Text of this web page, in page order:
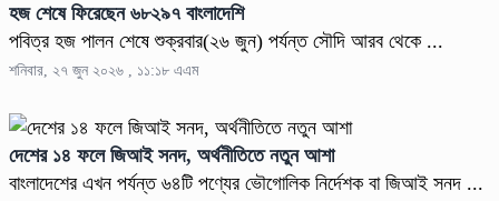
হজ শেষে ফিরেছেন ৬৮২৯৭ বাংলাদেশি
পবিত্র হজ পালন শেষে শুক্রবার(২৬ জুন) পর্যন্ত সৌদি আরব থেকে ...
শনিবার, ২৭ জুন ২০২৬ , ১১:১৮ এএম
দেশের ১৪ ফলে জিআই সনদ, অর্থনীতিতে নতুন আশা
বাংলাদেশের এখন পর্যন্ত ৬৪টি পণ্যের ভৌগোলিক নির্দেশক বা জিআই সনদ ...